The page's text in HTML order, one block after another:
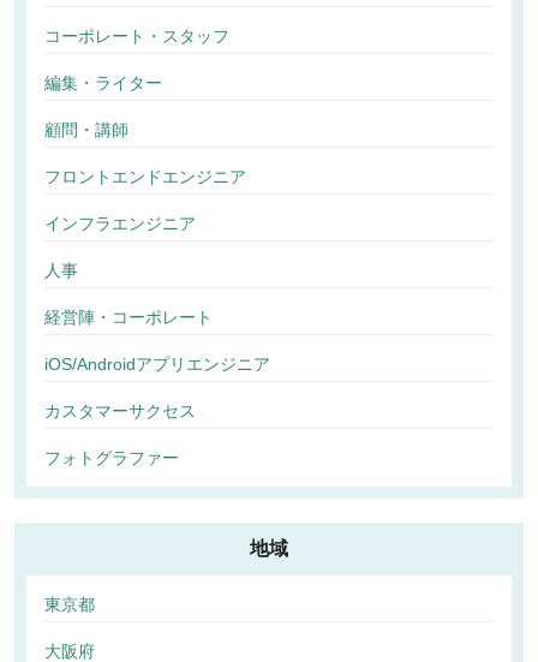
コーポレート・スタッフ
編集・ライター
顧問・講師
フロントエンドエンジニア
インフラエンジニア
人事
経営陣・コーポレート
iOS/Androidアプリエンジニア
カスタマーサクセス
フォトグラファー
地域
東京都
大阪府